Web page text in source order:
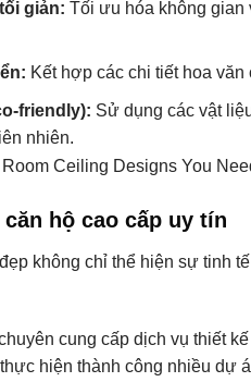
giản: Tối ưu hóa không gian
Kết hợp các chi tiết hoa
friendly): Sử dụng các vật
nhiên.
hộ cao cấp uy tín
không chỉ thể hiện sự tinh
cung cấp dịch vụ thiết
hiện thành công nhiều